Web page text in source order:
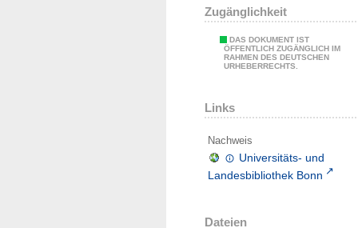
Zugänglichkeit
DAS DOKUMENT IST
ÖFFENTLICH ZUGÄNGLICH IM
RAHMEN DES DEUTSCHEN
URHEBERRECHTS.
Links
Nachweis
Universitäts- und
Landesbibliothek Bonn
Dateien